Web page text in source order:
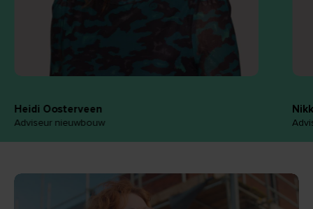
Heidi Oosterveen
Adviseur nieuwbouw